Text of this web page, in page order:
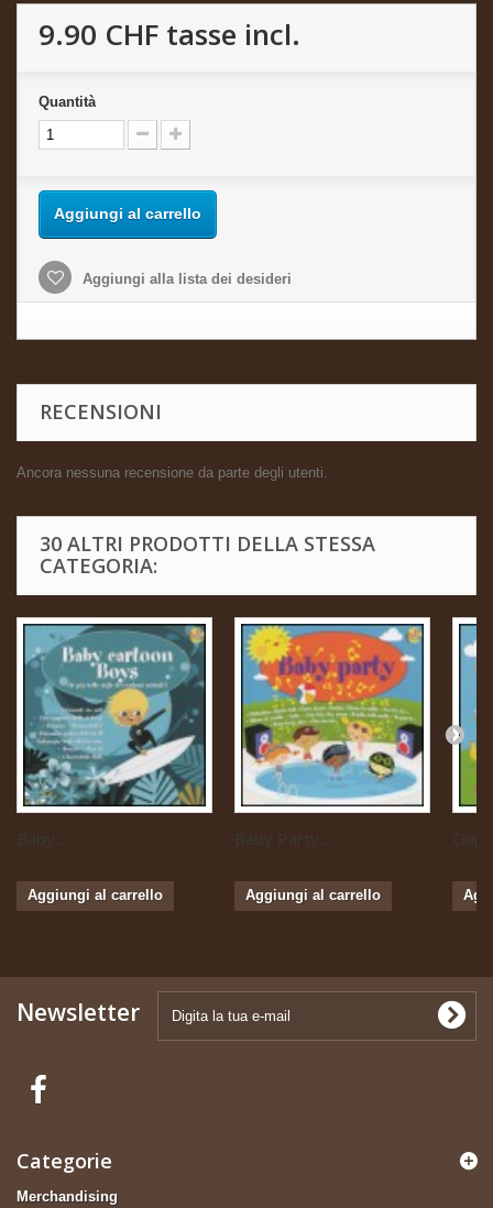
9.90 CHF tasse incl.
Quantità
Aggiungi al carrello
Aggiungi alla lista dei desideri
RECENSIONI
Ancora nessuna recensione da parte degli utenti.
30 ALTRI PRODOTTI DELLA STESSA
CATEGORIA:
Baby...
Aggiungi al carrello
Baby Party...
Aggiungi al carrello
Newsletter
Categorie
Merchandising